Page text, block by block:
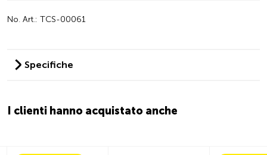
No. Art.: TCS-00061
Specifiche
I clienti hanno acquistato anche